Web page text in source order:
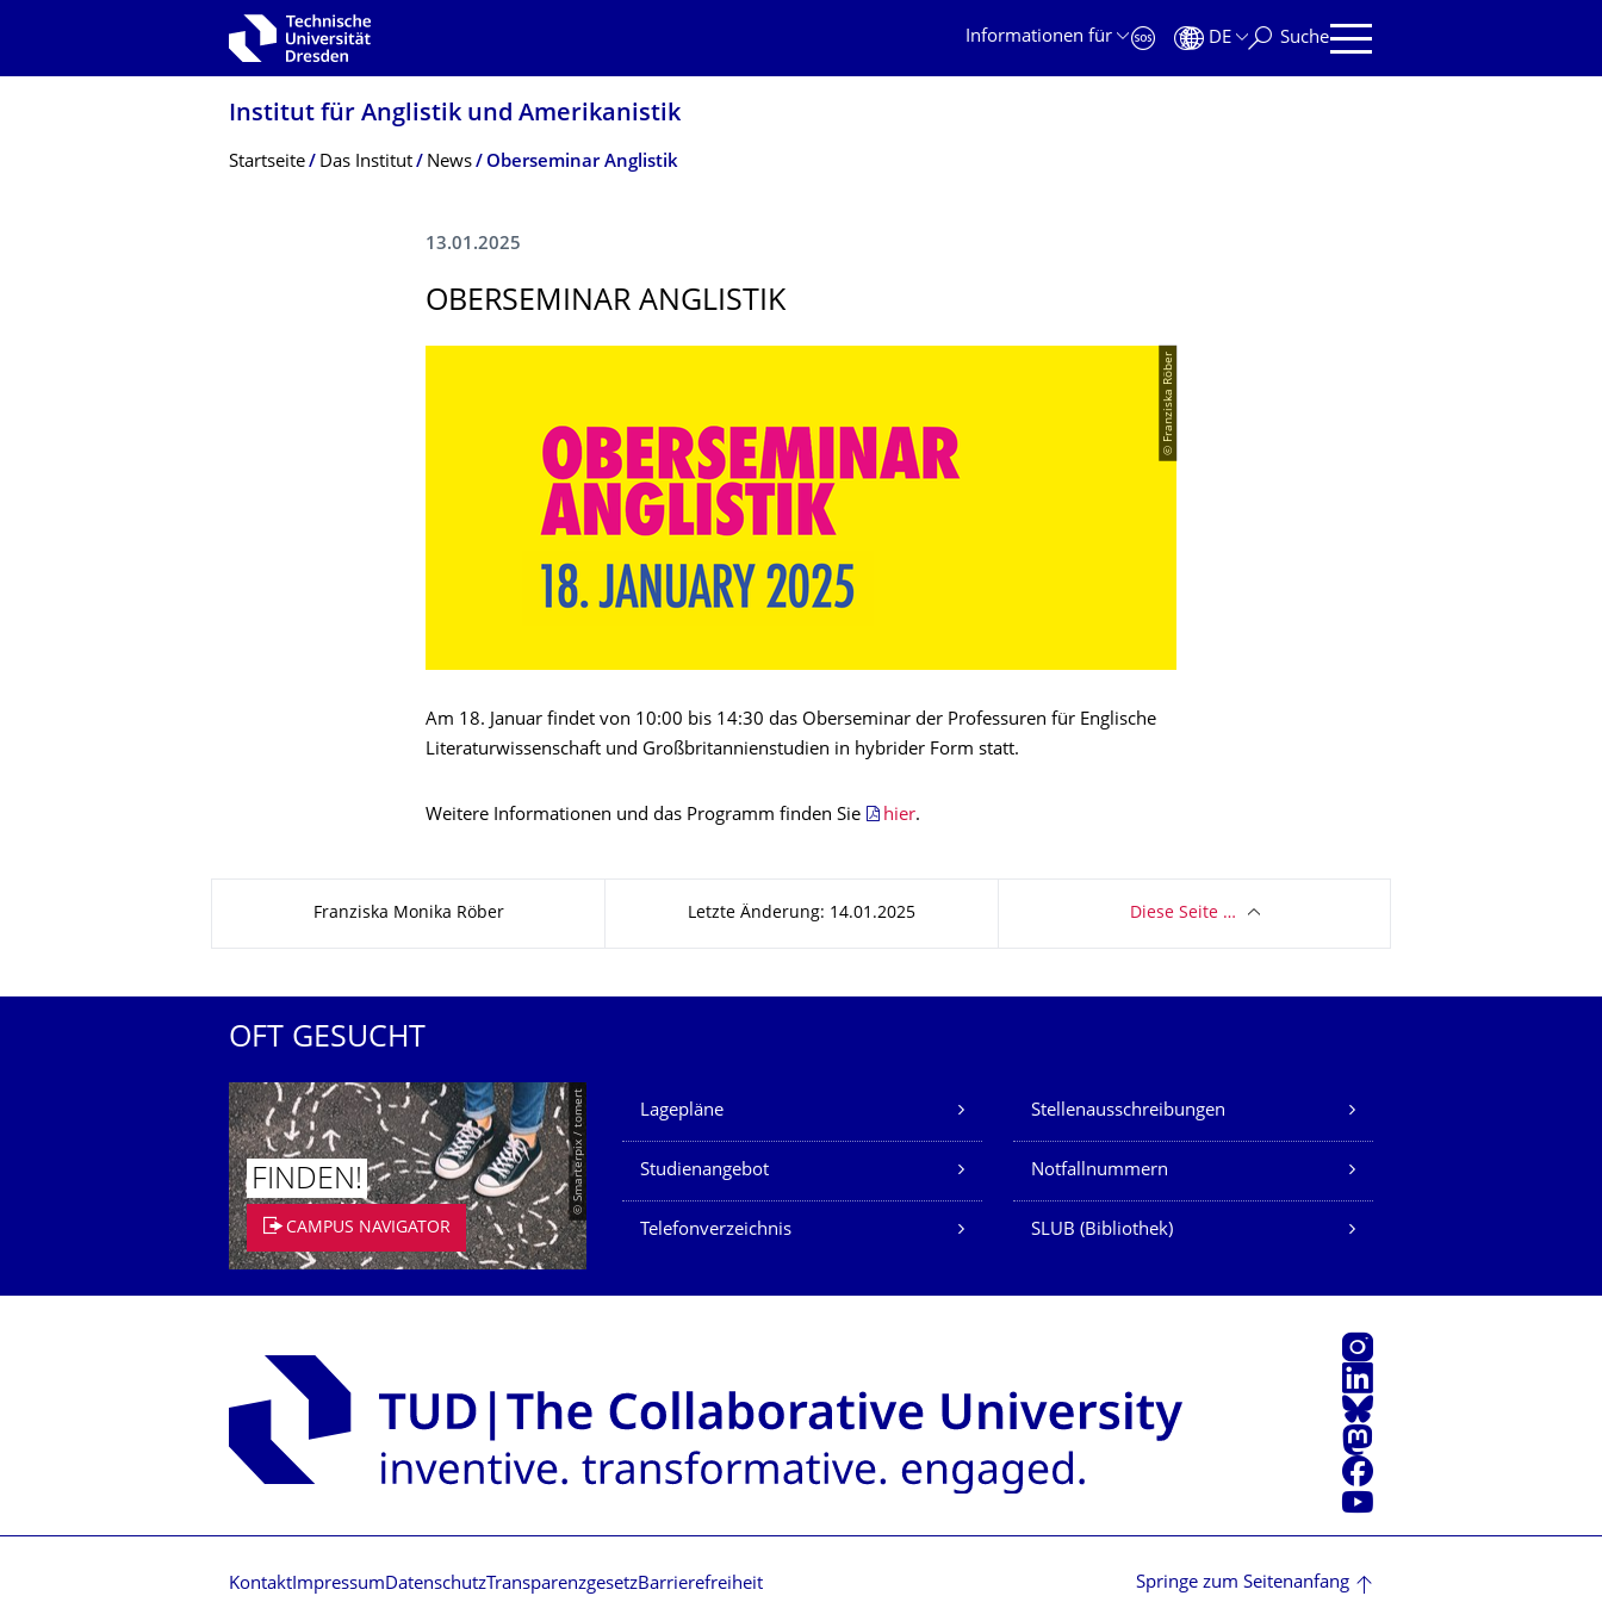
Zur Hauptnavigation springen
Informationen für
DE Suche
Institut für Anglistik und Amerikanistik
Breadcrumb-Menü
Startseite Das Institut News Oberseminar Anglistik
13.01.2025
OBERSEMINAR ANGLISTIK
© Franziska Röber
Am 18. Januar findet von 10:00 bis 14:30 das Oberseminar der Professuren für Englische
Literaturwissenschaft und Großbritannienstudien in hybrider Form statt.
Weitere Informationen und das Programm finden Sie hier.
Franziska Monika Röber Letzte Änderung: 14.01.2025 Diese Seite …
OFT GESUCHT
© Smarterpix / tomert
FINDEN!
CAMPUS NAVIGATOR
Unsere Dienste
Lagepläne Stellenausschreibungen
Studienangebot Notfallnummern
Telefonverzeichnis SLUB (Bibliothek)
Instagram
LinkedIn
Bluesky
Mastodon
Facebook
Youtube
Kontakt Impressum DatenschutzTransparenzgesetzBarrierefreiheit Springe zum Seitenanfang